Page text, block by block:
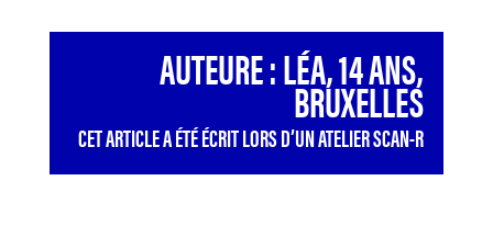
AUTEURE : LÉA, 14 ANS,
BRUXELLES
CET ARTICLE A ÉTÉ ÉCRIT LORS D’UN ATELIER SCAN-R